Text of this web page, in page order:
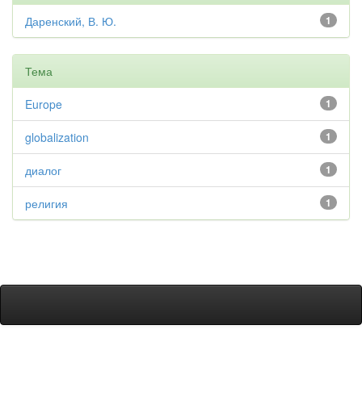
1
Даренский, В. Ю.
Тема
1
Europe
1
globalization
1
диалог
1
религия